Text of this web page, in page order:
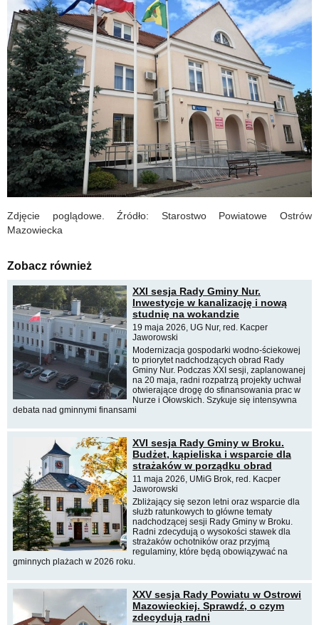
Zdjęcie poglądowe. Źródło: Starostwo Powiatowe Ostrów
Mazowiecka
Zobacz również
XXI sesja Rady Gminy Nur.
Inwestycje w kanalizację i nową
studnię na wokandzie
19 maja 2026, UG Nur, red. Kacper
Jaworowski
Modernizacja gospodarki wodno-ściekowej
to priorytet nadchodzących obrad Rady
Gminy Nur. Podczas XXI sesji, zaplanowanej
na 20 maja, radni rozpatrzą projekty uchwał
otwierające drogę do sfinansowania prac w
Nurze i Ołowskich. Szykuje się intensywna
debata nad gminnymi finansami
XVI sesja Rady Gminy w Broku.
Budżet, kąpieliska i wsparcie dla
strażaków w porządku obrad
11 maja 2026, UMiG Brok, red. Kacper
Jaworowski
Zbliżający się sezon letni oraz wsparcie dla
służb ratunkowych to główne tematy
nadchodzącej sesji Rady Gminy w Broku.
Radni zdecydują o wysokości stawek dla
strażaków ochotników oraz przyjmą
regulaminy, które będą obowiązywać na
gminnych plażach w 2026 roku.
XXV sesja Rady Powiatu w Ostrowi
Mazowieckiej. Sprawdź, o czym
zdecydują radni